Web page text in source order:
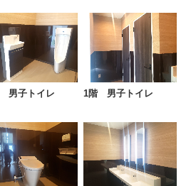
男子トイレ 1階 男子トイレ